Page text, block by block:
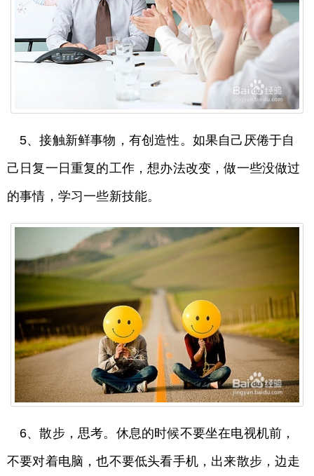
5、接触新鲜事物，有创造性。如果自己厌倦于自
己日复一日重复的工作，想办法改变，做一些没做过
的事情，学习一些新技能。
6、散步，思考。休息的时候不要坐在电视机前，
不要对着电脑，也不要低头看手机，出来散步，边走